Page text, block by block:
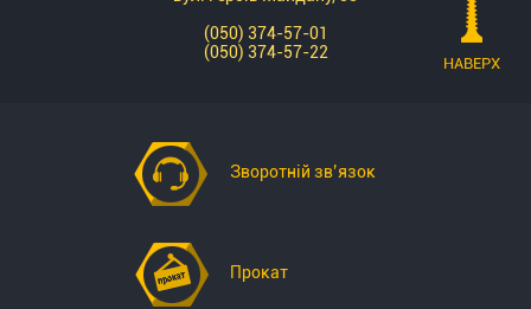
(050) 374-57-01
(050) 374-57-22
Зворотній зв’язок
Прокат
НАВЕРХ